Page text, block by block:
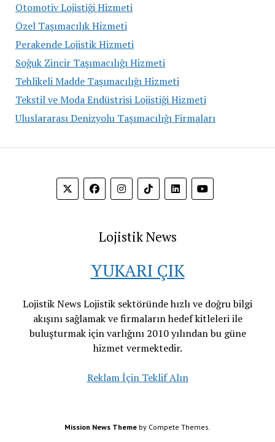
Otomotiv Lojistiği Hizmeti
Özel Taşımacılık Hizmeti
Perakende Lojistik Hizmeti
Soğuk Zincir Taşımacılığı Hizmeti
Tehlikeli Madde Taşımacılığı Hizmeti
Tekstil ve Moda Endüstrisi Lojistiği Hizmeti
Uluslararası Denizyolu Taşımacılığı Firmaları
Lojistik News
YUKARI ÇIK
Lojistik News Lojistik sektöründe hızlı ve doğru bilgi
akışını sağlamak ve firmaların hedef kitleleri ile
buluşturmak için varlığını 2010 yılından bu güne
hizmet vermektedir.
Reklam İçin Teklif Alın
Mission News Theme by Compete Themes.